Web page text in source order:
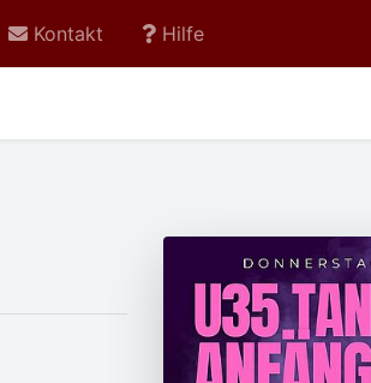
Kontakt Hilfe